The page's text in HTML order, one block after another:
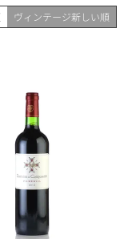
て
ヴィンテージ新しい順